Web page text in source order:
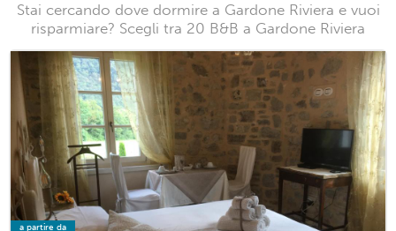
Stai cercando dove dormire a Gardone Riviera e vuoi
risparmiare? Scegli tra 20 B&B a Gardone Riviera
a partire da